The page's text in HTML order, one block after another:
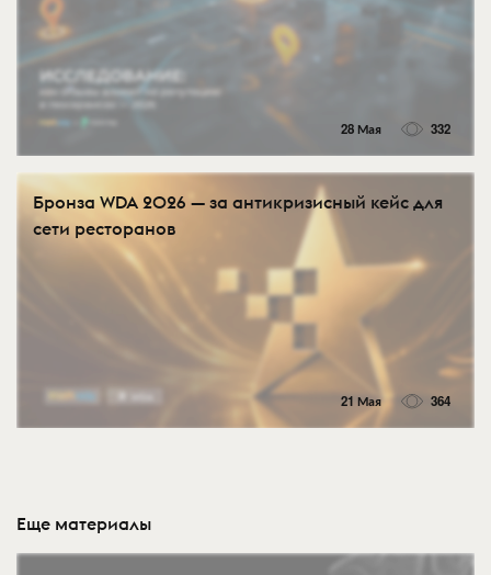
28 Мая 332
Бронза WDA 2026 — за антикризисный кейс для
сети ресторанов
21 Мая 364
Еще материалы